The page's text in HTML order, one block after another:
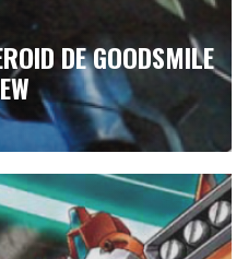
DE GOODSMILE